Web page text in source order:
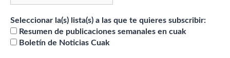
Seleccionar la(s) lista(s) a las que te quieres subscribir:
Resumen de publicaciones semanales en cuak
Boletín de Noticias Cuak